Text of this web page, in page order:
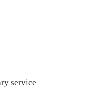
service